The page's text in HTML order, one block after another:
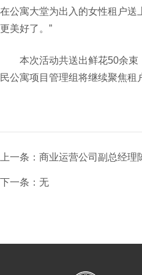
在公寓大堂为出入的女性租户送
更美好了。”
本次活动共送出鲜花50余束
民公寓项目管理组将继续聚焦
上一条：商业运营公司副总经
下一条：无